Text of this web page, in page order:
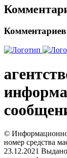
©
номер средства
23.12.2021